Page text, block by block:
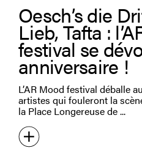
Oesch’s die
Lieb, Tafta :
festival se
anniversaire !
L’AR Mood festival déballe
artistes qui fouleront la
la Place Longereuse de